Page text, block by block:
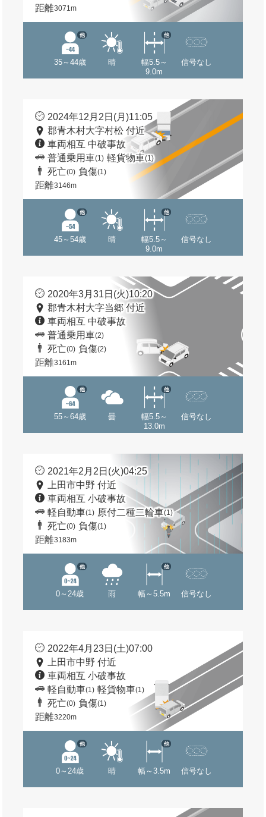
距離3071m
35～44歳
他
晴
幅5.5～
9.0m
他
信号なし
2024年12月2日(月)11:05
郡青木村大字村松 付近
車両相互 中破事故
普通乗用車(1) 軽貨物車(1)
死亡(0) 負傷(1)
距離3146m
45～54歳
他
晴
幅5.5～
9.0m
他
信号なし
2020年3月31日(火)10:20
郡青木村大字当郷 付近
車両相互 中破事故
普通乗用車(2)
死亡(0) 負傷(2)
距離3161m
55～64歳
他
曇
幅5.5～
13.0m
他
信号なし
2021年2月2日(火)04:25
上田市中野 付近
車両相互 小破事故
軽自動車(1) 原付二種二輪車(1)
死亡(0) 負傷(1)
距離3183m
0～24歳
他
雨 幅～5.5m
他
信号なし
2022年4月23日(土)07:00
上田市中野 付近
車両相互 小破事故
軽自動車(1) 軽貨物車(1)
死亡(0) 負傷(1)
距離3220m
0～24歳
他
晴 幅～3.5m
他
信号なし